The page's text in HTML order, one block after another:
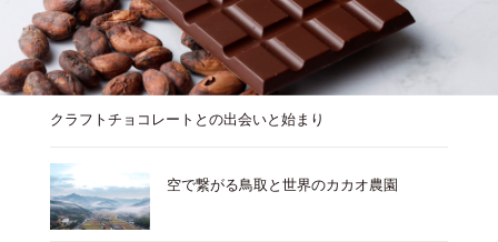
クラフトチョコレートとの出会いと始まり
空で繋がる鳥取と世界のカカオ農園